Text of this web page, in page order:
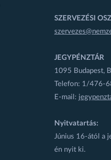
SZERVEZÉSI
JEGYPÉNZTÁR
1095 Budapest,
Telefon: 1/476-
E-mail:
Nyitvatartás:
Június 16-ától a
én nyit ki.